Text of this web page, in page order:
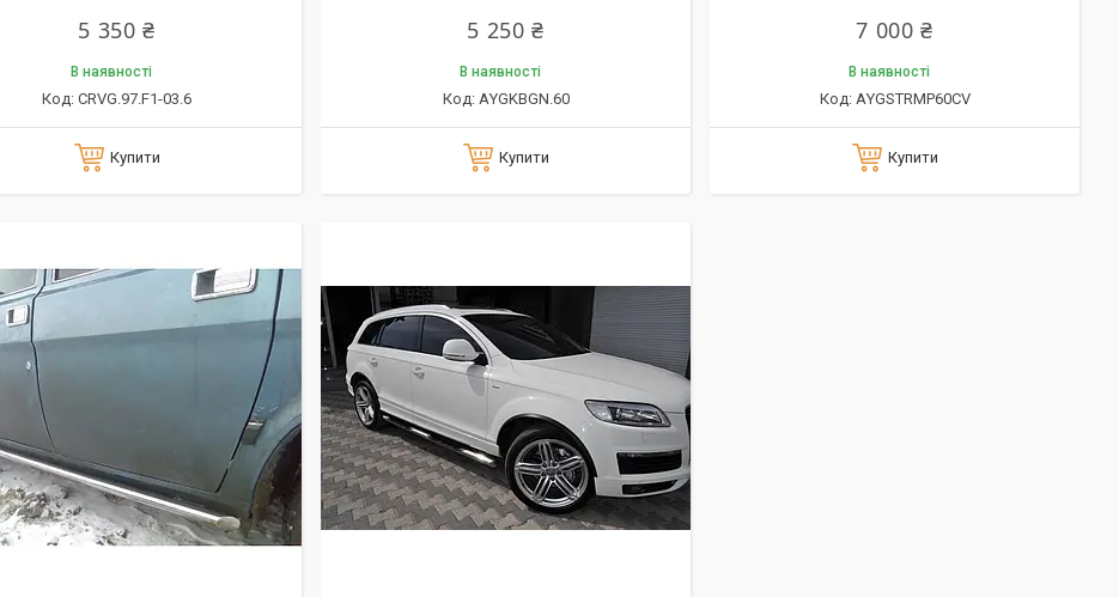
5 350 ₴
В наявності
CRVG.97.F1-03.6
Купити
5 250 ₴
В наявності
АYGKBGN.60
Купити
7 000 ₴
В наявності
АYGSTRMP60СV
Купити